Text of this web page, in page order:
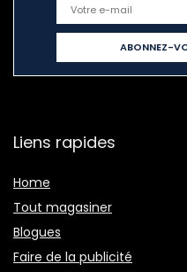
Liens rapides
Home
Tout magasiner
Blogues
Faire de la publicité